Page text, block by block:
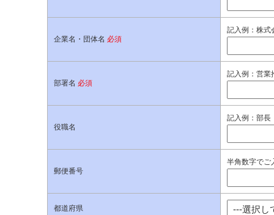
企業名・団体名 必須
記入例：株式
部署名 必須
記入例：営業
役職名
記入例：部長
郵便番号
半角数字でご
都道府県